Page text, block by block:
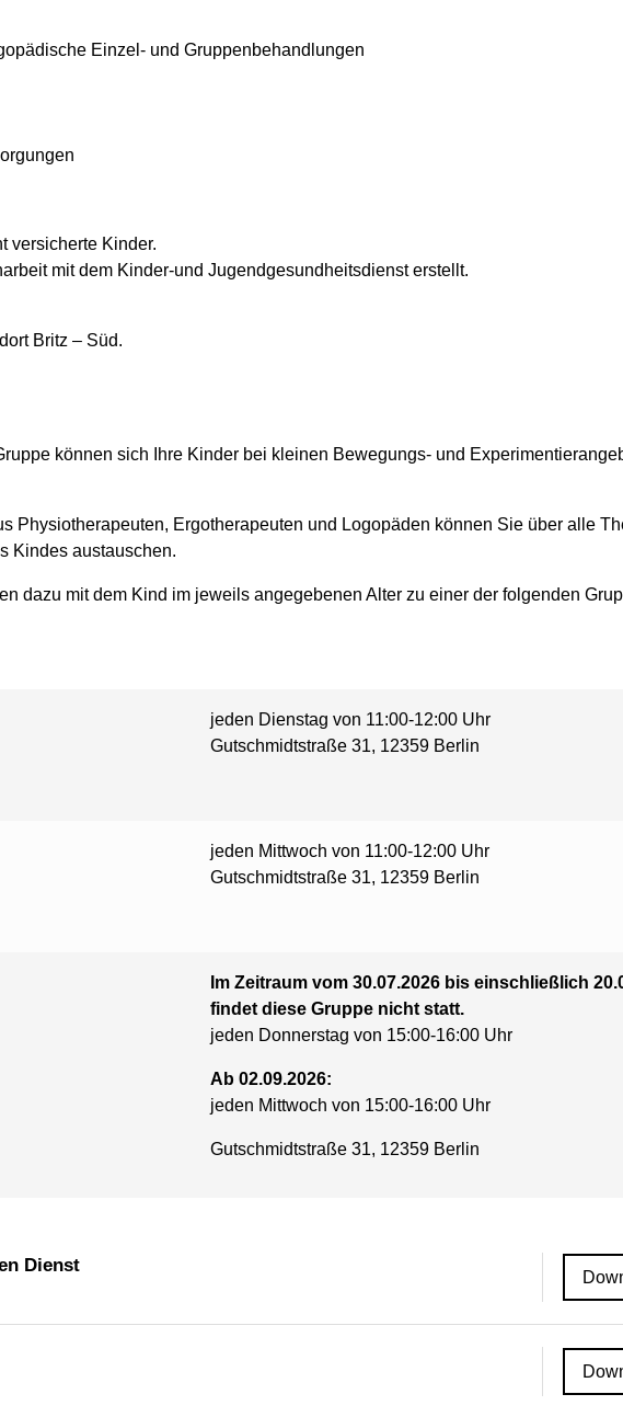
Einzel- und Gruppenbehandlungen
versicherte Kinder.
mit dem Kinder-und Jugendgesundheitsdienst erstellt.
Britz – Süd.
können sich Ihre Kinder bei kleinen Bewegungs- und
Physiotherapeuten, Ergotherapeuten und Logopäden können Sie über alle
Kindes austauschen.
dazu mit dem Kind im jeweils angegebenen Alter zu einer der folgenden
jeden Dienstag von 11:00-12:00 Uhr
Gutschmidtstraße 31, 12359 Berlin
jeden Mittwoch von 11:00-12:00 Uhr
Gutschmidtstraße 31, 12359 Berlin
Im Zeitraum vom 30.07.2026 bis einschließlich
findet diese Gruppe nicht statt.
jeden Donnerstag von 15:00-16:00 Uhr
Ab 02.09.2026:
jeden Mittwoch von 15:00-16:00 Uhr
Gutschmidtstraße 31, 12359 Berlin
Dienst